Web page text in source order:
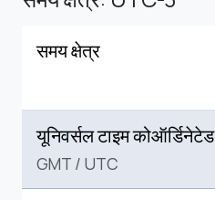
समय क्षेत्र
यूनिवर्सल टाइम कोऑर्डिनेटेड
GMT / UTC